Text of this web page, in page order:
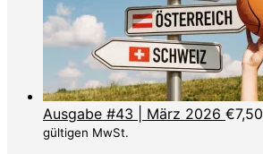
Ausgabe #43 | März 2026 €7,50
gültigen MwSt.